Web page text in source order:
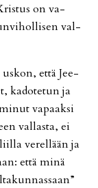
on va­
val­
et­tä Jee­
ka­do­te­tun ja
va­paak­si
val­las­ta, ei
ve­rel­lään ja
et­tä minä